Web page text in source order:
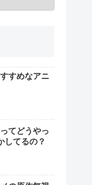
すめなアニ
てどうやっ
してるの？